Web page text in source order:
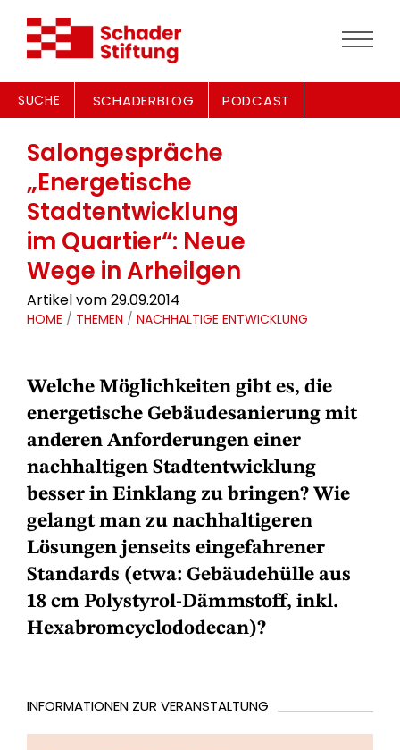
SUCHE SCHADERBLOG PODCAST
Salongespräche
„Energetische
Stadtentwicklung
im Quartier“: Neue
Wege in Arheilgen
Artikel vom 29.09.2014
HOME / THEMEN / NACHHALTIGE ENTWICKLUNG
Welche Möglichkeiten gibt es, die
energetische Gebäudesanierung mit
anderen Anforderungen einer
nachhaltigen Stadtentwicklung
besser in Einklang zu bringen? Wie
gelangt man zu nachhaltigeren
Lösungen jenseits eingefahrener
Standards (etwa: Gebäudehülle aus
18 cm Polystyrol-Dämmstoff, inkl.
Hexabromcyclododecan)?
INFORMATIONEN ZUR VERANSTALTUNG